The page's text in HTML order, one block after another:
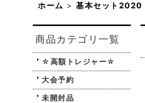
ホーム > 基本セット2020
商品カテゴリ一覧
☆高額トレジャー☆
大会予約
未開封品